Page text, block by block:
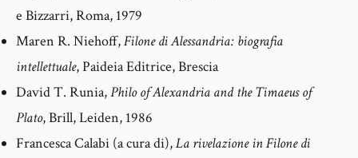
e Bizzarri, Roma, 1979
Maren R. Niehoff,Filone di Alessandria: biografia
intellettuale, Paideia Editrice, Brescia
David T. Runia,Philo of Alexandria and the Timaeus of
Plato, Brill, Leiden, 1986
Francesca Calabi (a cura di),La rivelazione in Filone di